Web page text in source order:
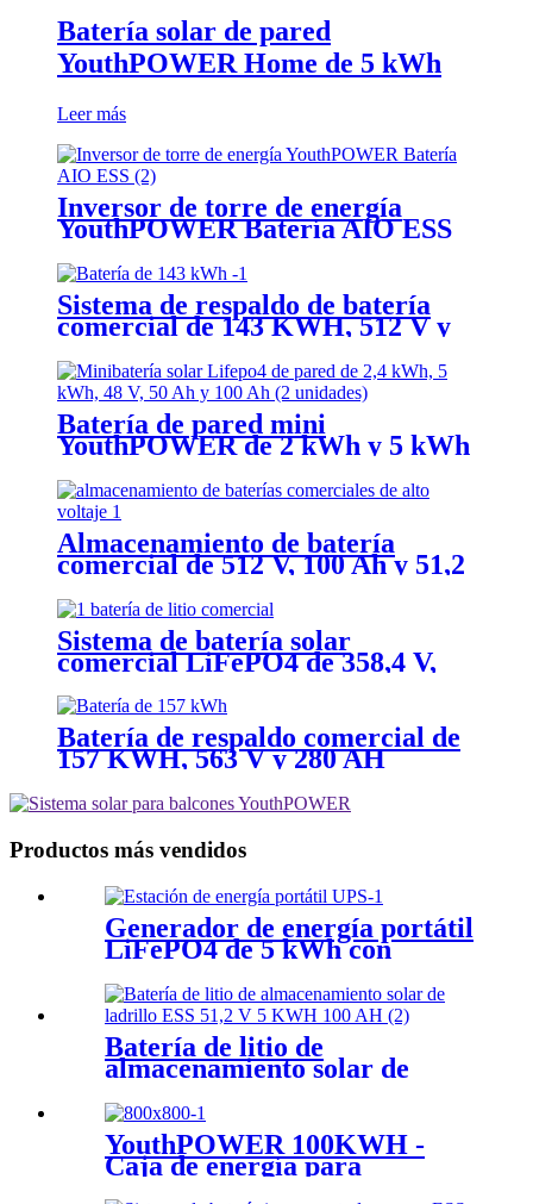
Batería solar de pared
YouthPOWER Home de 5 kWh
Leer más
Inversor de torre de energía
YouthPOWER Batería AIO ESS
Sistema de respaldo de batería
comercial de 143 KWH, 512 V y
Batería de pared mini
YouthPOWER de 2 kWh y 5 kWh
Almacenamiento de batería
comercial de 512 V, 100 Ah y 51,2
Sistema de batería solar
comercial LiFePO4 de 358,4 V,
Batería de respaldo comercial de
157 KWH, 563 V y 280 AH
Productos más vendidos
Generador de energía portátil
LiFePO4 de 5 kWh con
Batería de litio de
almacenamiento solar de
100 AH
YouthPOWER 100KWH -
Caja de energía para
exteriores